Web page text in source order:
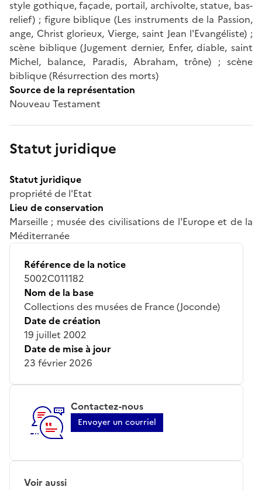
style gothique, façade, portail, archivolte, statue, bas-
relief) ; figure biblique (Les instruments de la Passion,
ange, Christ glorieux, Vierge, saint Jean l'Evangéliste) ;
scène biblique (Jugement dernier, Enfer, diable, saint
Michel, balance, Paradis, Abraham, trône) ; scène
biblique (Résurrection des morts)
Source de la représentation
Nouveau Testament
Statut juridique
Statut juridique
propriété de l'Etat
Lieu de conservation
Marseille ; musée des civilisations de l'Europe et de la
Méditerranée
Référence de la notice
5002C011182
Nom de la base
Collections des musées de France (Joconde)
Date de création
19 juillet 2002
Date de mise à jour
23 février 2026
Contactez-nous
Envoyer un courriel
Voir aussi